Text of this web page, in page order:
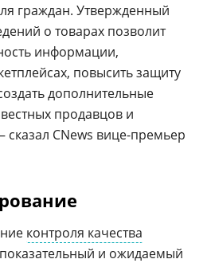
граждан. Утвержденный
о товарах позволит
информации,
повысить защиту
дополнительные
продавцов и
CNews вице-премьер
контроля качества
и ожидаемый